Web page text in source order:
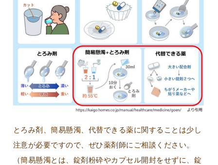
とろみ剤、簡易懸濁、代替できる薬に関することは少し
注意が必要ですので、ぜひ薬剤師にご相談ください。
（簡易懸濁とは、錠剤粉砕やカプセル開封をせずに、錠